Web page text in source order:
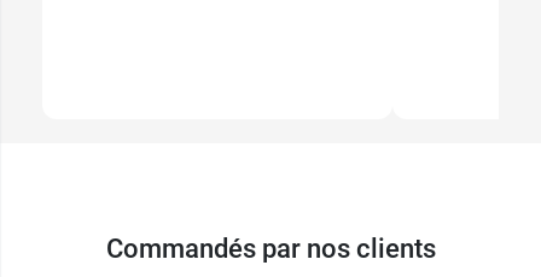
Commandés par nos clients